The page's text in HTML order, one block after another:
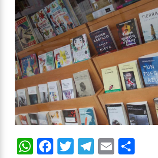
WhatsApp
Facebook
Twitter
Telegram
Email